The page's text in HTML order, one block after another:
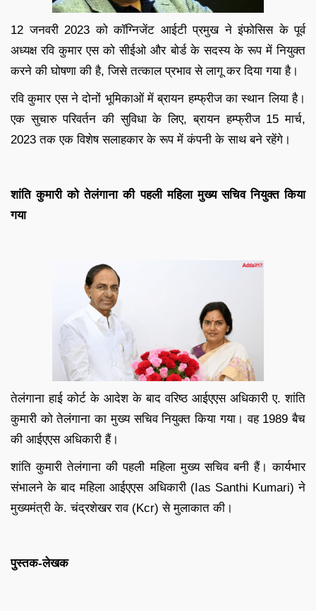
12 जनवरी 2023 को कॉग्निजेंट आईटी प्रमुख ने इंफोसिस के पूर्व
अध्यक्ष रवि कुमार एस को सीईओ और बोर्ड के सदस्य के रूप में नियुक्त
करने की घोषणा की है, जिसे तत्काल प्रभाव से लागू कर दिया गया है।
रवि कुमार एस ने दोनों भूमिकाओं में ब्रायन हम्फ्रीज का स्थान लिया है।
एक सुचारु परिवर्तन की सुविधा के लिए, ब्रायन हम्फ्रीज 15 मार्च,
2023 तक एक विशेष सलाहकार के रूप में कंपनी के साथ बने रहेंगे।
शांति कुमारी को तेलंगाना की पहली महिला मुख्य सचिव नियुक्त किया
गया
तेलंगाना हाई कोर्ट के आदेश के बाद वरिष्ठ आईएएस अधिकारी ए. शांति
कुमारी को तेलंगाना का मुख्य सचिव नियुक्त किया गया। वह 1989 बैच
की आईएएस अधिकारी हैं।
शांति कुमारी तेलंगाना की पहली महिला मुख्य सचिव बनी हैं। कार्यभार
संभालने के बाद महिला आईएएस अधिकारी (Ias Santhi Kumari) ने
मुख्यमंत्री के. चंद्रशेखर राव (Kcr) से मुलाकात की।
पुस्तक-लेखक